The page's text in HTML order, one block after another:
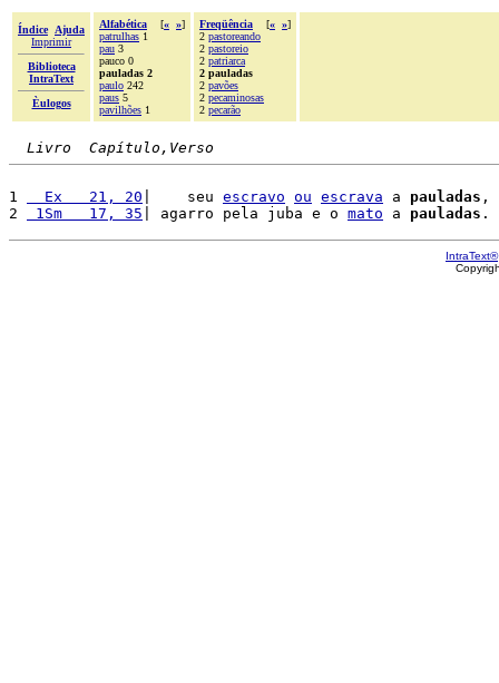
Índice
Ajuda
Imprimir
Biblioteca
IntraText
Èulogos
Alfabética [« »]
patrulhas 1
pau 3
pauco 0
pauladas 2
paulo 242
paus 5
pavilhões 1
Freqüência [« »]
2 pastoreando
2 pastoreio
2 patriarca
2 pauladas
2 pavões
2 pecaminosas
2 pecarão
Livro  Capítulo,Verso
1
  Ex   21, 20
|    seu escravo ou escrava a pauladas ,
2
1Sm   17, 35 | agarro pela juba e o mato a pauladas
IntraText®